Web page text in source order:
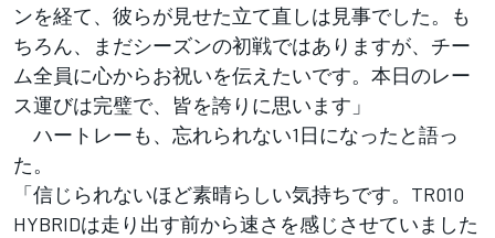
ンを経て、彼らが見せた立て直しは見事でした。も
ちろん、まだシーズンの初戦ではありますが、チー
ム全員に心からお祝いを伝えたいです。本日のレー
ス運びは完璧で、皆を誇りに思います」
ハートレーも、忘れられない1日になったと語っ
た。
「信じられないほど素晴らしい気持ちです。TR010
HYBRIDは走り出す前から速さを感じさせていました